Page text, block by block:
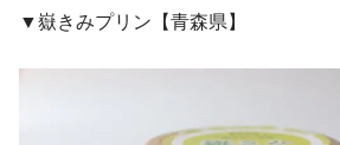
▼嶽きみプリン【青森県】